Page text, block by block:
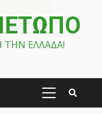
ΕΛΛΑΔΑ!
PRIMARY